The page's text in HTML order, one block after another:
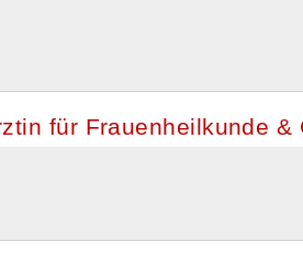
für Frauenheilkunde &